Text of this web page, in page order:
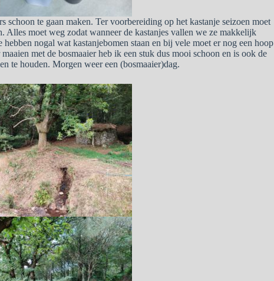
schoon te gaan maken. Ter voorbereiding op het kastanje seizoen moet
Alles moet weg zodat wanneer de kastanjes vallen we ze makkelijk
nogal wat kastanjebomen staan en bij vele moet er nog een hoop
met de bosmaaier heb ik een stuk dus mooi schoon en is ook de
te houden. Morgen weer een (bosmaaier)dag.